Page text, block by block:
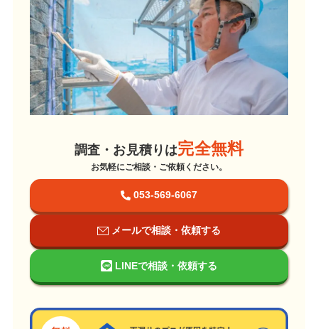
調査・お見積りは完全無料
お気軽にご相談・ご依頼ください。
053-569-6067
メールで相談・依頼する
LINEで相談・依頼する